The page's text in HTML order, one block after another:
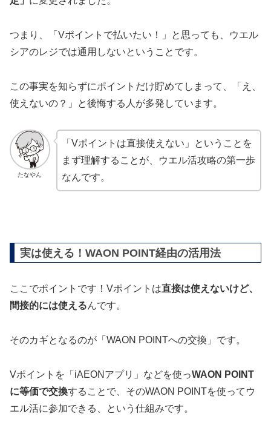
つまり、「Vポイントで払いたい！」と思っても、ウエル
シアのレジでは通用しないということです。
この事実を知らずにポイントだけ貯めてしまって、「え、
使えないの？」と後悔する人が多発しています。
たなやん
「Vポイントは直接使えない」ということを
まず理解することが、ウエル活攻略の第一歩
なんです。
実は使える！WAON POINT経由の活用法
ここでポイントです！Vポイントは直接は使えないけど、
間接的には使えるんです。
そのカギとなるのが「WAON POINTへの交換」です。
Vポイントを「iAEONアプリ」などを使っWAON POINT
に等価で交換することで、そのWAON POINTを使ってウ
エル活に参加できる、という仕組みです。